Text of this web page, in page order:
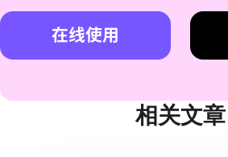
在线使用
相关文章